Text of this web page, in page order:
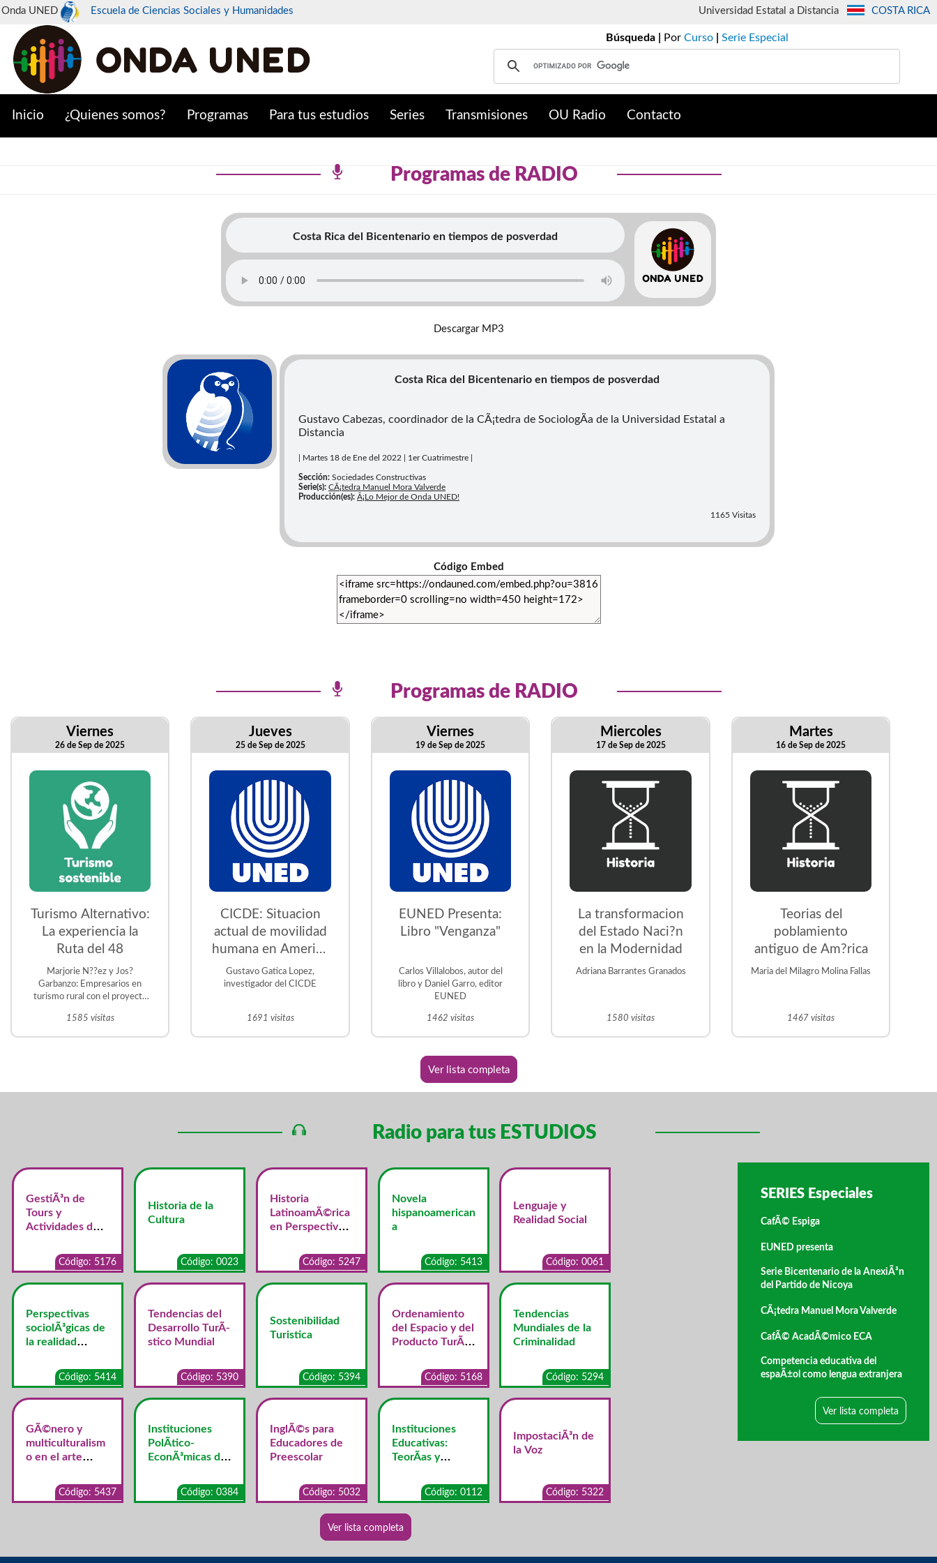
Onda UNED Escuela de Ciencias Sociales y Humanidades COSTA RICA
Universidad Estatal a Distancia
Búsqueda | Por Curso Serie Especial
Inicio ¿Quienes somos? Programas Para tus estudios Series Transmisiones OU Radio Contacto
Programas de RADIO
Costa Rica del Bicentenario en tiempos de posverdad
Descargar MP3
Costa Rica del Bicentenario en tiempos de posverdad
Gustavo Cabezas, coordinador de la CÃ¡tedra de SociologÃ­a de la Universidad Estatal a
Distancia
| Martes 18 de Ene del 2022 | 1er Cuatrimestre |
Sección: Sociedades Constructivas
Serie(s): CÃ¡tedra Manuel Mora Valverde
Producción(es): Â¡Lo Mejor de Onda UNED!
1165 Visitas
Código Embed
Programas de RADIO
Viernes
26 de Sep de 2025
Turismo Alternativo:
La experiencia la
Ruta del 48
Marjorie N??ez y Jos?
Garbanzo: Empresarios en
turismo rural con el proyecto
Violeta. Frailes de
Desamparados Martin Vargas
1585 visitas
Jueves
25 de Sep de 2025
CICDE: Situacion
actual de movilidad
humana en America
Latina. Desafios
prioritarios para la
Gustavo Gatica Lopez,
investigador del CICDE
1691 visitas
Viernes
19 de Sep de 2025
EUNED Presenta:
Libro "Venganza"
Carlos Villalobos, autor del
libro y Daniel Garro, editor
EUNED
1462 visitas
Miercoles
17 de Sep de 2025
La transformacion
del Estado Naci?n
en la Modernidad
Adriana Barrantes Granados
1580 visitas
Martes
16 de Sep de 2025
Teorias del
poblamiento
antiguo de Am?rica
Maria del Milagro Molina Fallas
1467 visitas
Ver lista completa
Radio para tus ESTUDIOS
GestiÃ³n de
Tours y
Actividades de
Alternativo y de
Aventura
Código: 5176
Historia de la
Cultura
Código: 0023
Historia
LatinoamÃ©rica
en Perspectiva
Código: 5247
Novela
hispanoamerican
a
Código: 5413
Lenguaje y
Realidad Social
Código: 0061
Perspectivas
sociolÃ³gicas de
la realidad
Código: 5414
Tendencias del
Desarrollo TurÃ­
stico Mundial
Código: 5390
Sostenibilidad
Turistica
Código: 5394
Ordenamiento
del Espacio y del
Producto TurÃ­
Código: 5168
Tendencias
Mundiales de la
Criminalidad
Código: 5294
GÃ©nero y
multiculturalism
o en el arte
Código: 5437
Instituciones
PolÃ­tico-
EconÃ³micas de
Código: 0384
InglÃ©s para
Educadores de
Preescolar
Código: 5032
Instituciones
Educativas:
TeorÃ­as y
Código: 0112
ImpostaciÃ³n de
la Voz
Código: 5322
Ver lista completa
SERIES Especiales
CafÃ© Espiga
EUNED presenta
Serie Bicentenario de la AnexiÃ³n
del Partido de Nicoya
CÃ¡tedra Manuel Mora Valverde
CafÃ© AcadÃ©mico ECA
Competencia educativa del
espaÃ±ol como lengua extranjera
Ver lista completa